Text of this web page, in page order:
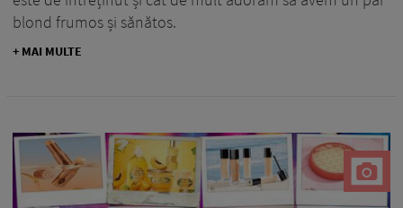
blond frumos și sănătos.
+ MAI MULTE